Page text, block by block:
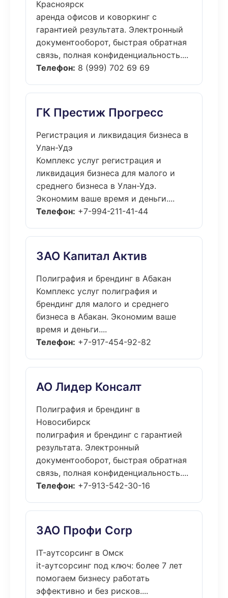
Красноярск
аренда офисов и коворкинг с
гарантией результата. Электронный
документооборот, быстрая обратная
связь, полная конфиденциальность....
Телефон: 8 (999) 702 69 69
ГК Престиж Прогресс
Регистрация и ликвидация бизнеса в
Улан-Удэ
Комплекс услуг регистрация и
ликвидация бизнеса для малого и
среднего бизнеса в Улан-Удэ.
Экономим ваше время и деньги....
Телефон: +7-994-211-41-44
ЗАО Капитал Актив
Полиграфия и брендинг в Абакан
Комплекс услуг полиграфия и
брендинг для малого и среднего
бизнеса в Абакан. Экономим ваше
время и деньги....
Телефон: +7-917-454-92-82
АО Лидер Консалт
Полиграфия и брендинг в
Новосибирск
полиграфия и брендинг с гарантией
результата. Электронный
документооборот, быстрая обратная
связь, полная конфиденциальность....
Телефон: +7-913-542-30-16
ЗАО Профи Corp
IT-аутсорсинг в Омск
it-аутсорсинг под ключ: более 7 лет
помогаем бизнесу работать
эффективно и без рисков....